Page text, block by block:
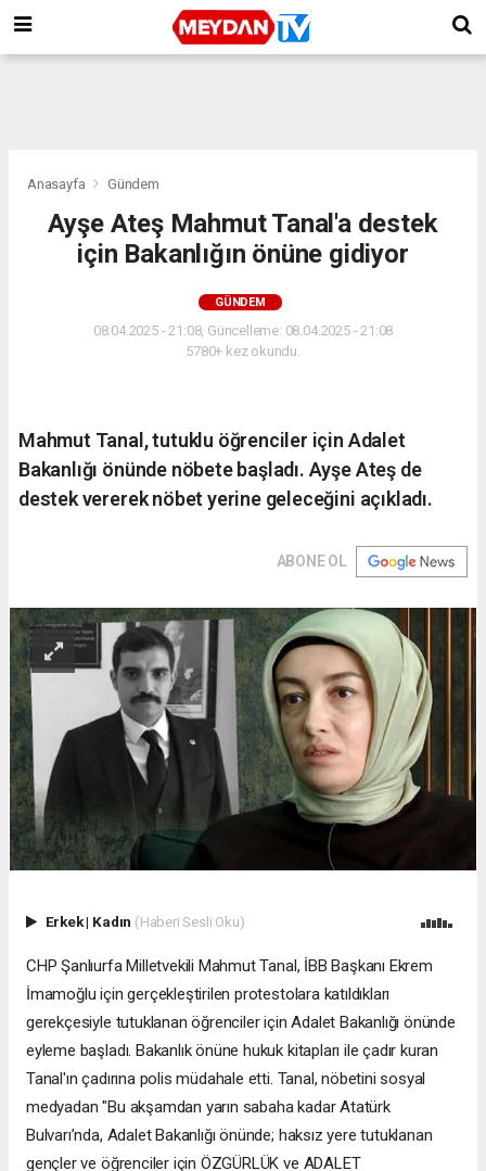
Anasayfa Gündem
Ayşe Ateş Mahmut Tanal'a destek
için Bakanlığın önüne gidiyor
GÜNDEM
08.04.2025 - 21:08, Güncelleme: 08.04.2025 - 21:08
5780+ kez okundu.
Mahmut Tanal, tutuklu öğrenciler için Adalet
Bakanlığı önünde nöbete başladı. Ayşe Ateş de
destek vererek nöbet yerine geleceğini açıkladı.
ABONE OL
Erkek| Kadın (Haberi Sesli Oku)
CHP Şanlıurfa Milletvekili Mahmut Tanal, İBB Başkanı Ekrem
İmamoğlu için gerçekleştirilen protestolara katıldıkları
gerekçesiyle tutuklanan öğrenciler için Adalet Bakanlığı önünde
eyleme başladı. Bakanlık önüne hukuk kitapları ile çadır kuran
Tanal'ın çadırına polis müdahale etti. Tanal, nöbetini sosyal
medyadan "Bu akşamdan yarın sabaha kadar Atatürk
Bulvarı’nda, Adalet Bakanlığı önünde; haksız yere tutuklanan
gençler ve öğrenciler için ÖZGÜRLÜK ve ADALET